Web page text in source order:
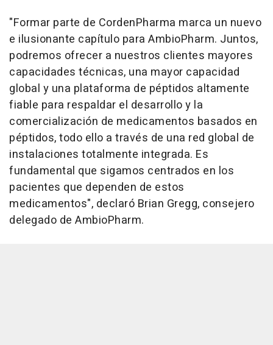
"Formar parte de CordenPharma marca un nuevo
e ilusionante capítulo para AmbioPharm. Juntos,
podremos ofrecer a nuestros clientes mayores
capacidades técnicas, una mayor capacidad
global y una plataforma de péptidos altamente
fiable para respaldar el desarrollo y la
comercialización de medicamentos basados en
péptidos, todo ello a través de una red global de
instalaciones totalmente integrada. Es
fundamental que sigamos centrados en los
pacientes que dependen de estos
medicamentos", declaró Brian Gregg, consejero
delegado de AmbioPharm.